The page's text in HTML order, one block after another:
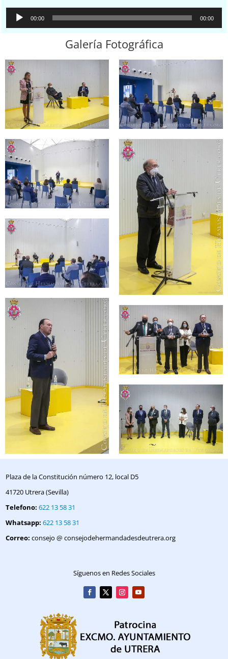
Reproductor
de
00:00 00:00
Galería Fotográfica
Plaza de la Constitución número 12, local D5
41720 Utrera (Sevilla)
Telefono: 622 13 58 31
Whatsapp: 622 13 58 31
Correo: consejo @ consejodehermandadesdeutrera.org
Síguenos en Redes Sociales